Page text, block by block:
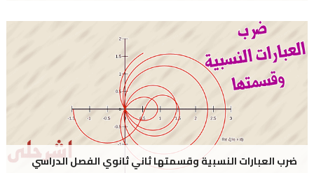
ضرب العبارات النسبية وقسمتها ثاني ثانوي الفصل الدراسي